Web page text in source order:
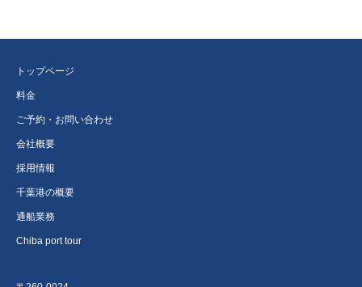
トップページ
料金
ご予約・お問い合わせ
会社概要
採用情報
千葉港の概要
通船業務
Chiba port tour